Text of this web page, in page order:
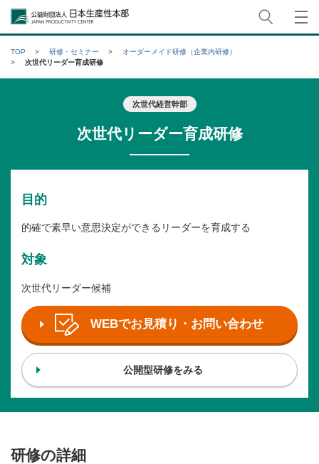
公益財団法人日本生産性本部
TOP 研修・セミナー
オーダーメイド研修（企業内研修）
次世代リーダー育成研修
次世代経営幹部
次世代リーダー育成研修
目的
的確で素早い意思決定ができるリーダーを育成する
対象
次世代リーダー候補
WEBでお見積り・お問い合わせ
公開型研修をみる
研修の詳細